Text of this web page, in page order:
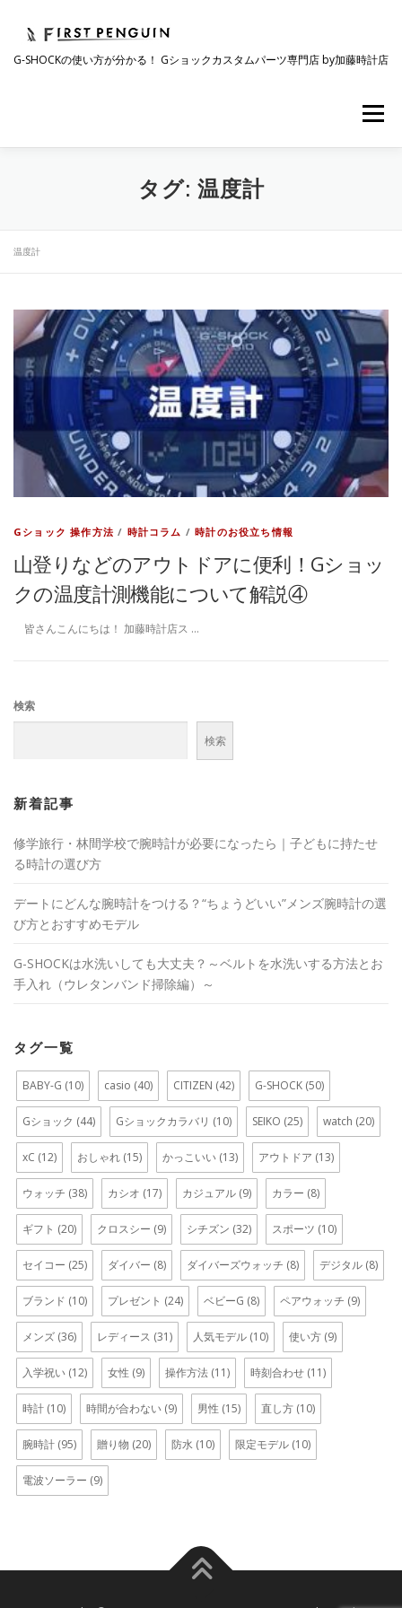
ッ
G-SHOCKの使い方が分かる！ Gショックカスタムパーツ専門店 by加藤時計店
メニュー
事業紹介 ワクワク企画
時計コラム
採用情報
タグ: 温度計
温度計
Gショック 操作方法 / 時計コラム /時計のお役立ち情報
山登りなどのアウトドアに便利！Gショッ
クの温度計測機能について解説④
皆さんこんにちは！ 加藤時計店ス …
検索
検索
新着記事
修学旅行・林間学校で腕時計が必要になったら｜子どもに持たせ
る時計の選び方
デートにどんな腕時計をつける？“ちょうどいい”メンズ腕時計の選
び方とおすすめモデル
G-SHOCKは水洗いしても大丈夫？～ベルトを水洗いする方法とお
手入れ（ウレタンバンド掃除編）～
タグ一覧
BABY-G (10) casio (40) CITIZEN (42) G-SHOCK (50)
Gショック (44) Gショックカラバリ (10) SEIKO (25) watch (20)
xC (12) おしゃれ (15) かっこいい (13) アウトドア (13)
ウォッチ (38) カシオ (17) カジュアル (9) カラー (8)
ギフト (20) クロスシー (9) シチズン (32) スポーツ (10)
セイコー (25) ダイバー (8) ダイバーズウォッチ (8) デジタル (8)
ブランド (10) プレゼント (24) ベビーG (8) ペアウォッチ (9)
メンズ (36) レディース (31) 人気モデル (10) 使い方 (9)
入学祝い (12) 女性 (9) 操作方法 (11) 時刻合わせ (11)
時計 (10) 時間が合わない (9) 男性 (15) 直し方 (10)
腕時計 (95) 贈り物 (20) 防水 (10) 限定モデル (10)
電波ソーラー (9)